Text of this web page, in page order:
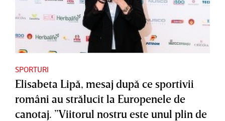
SPORTURI
Elisabeta Lipă, mesaj după ce sportivii
români au strălucit la Europenele de
canotaj. ”Viitorul nostru este unul plin de